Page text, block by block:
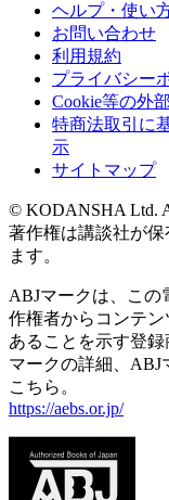
ヘルプ・使い
お問い合わせ
利用規約
プライバシー
Cookie等の外
特商法取引に
示
サイトマップ
© KODANSHA Ltd.
著作権は講談社が
ます。
ABJマークは、この
作権者からコンテ
あることを示す登録
マークの詳細、ABJ
こちら。
https://aebs.or.jp/